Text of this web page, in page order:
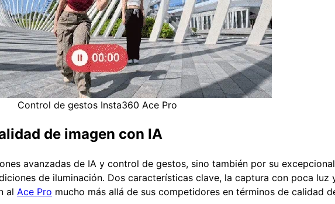
Control de gestos Insta360 Ace Pro
de imagen con IA
avanzadas de IA y control de gestos, sino también por su
de iluminación. Dos características clave, la captura con poca luz
al Ace Pro mucho más allá de sus competidores en términos de calidad